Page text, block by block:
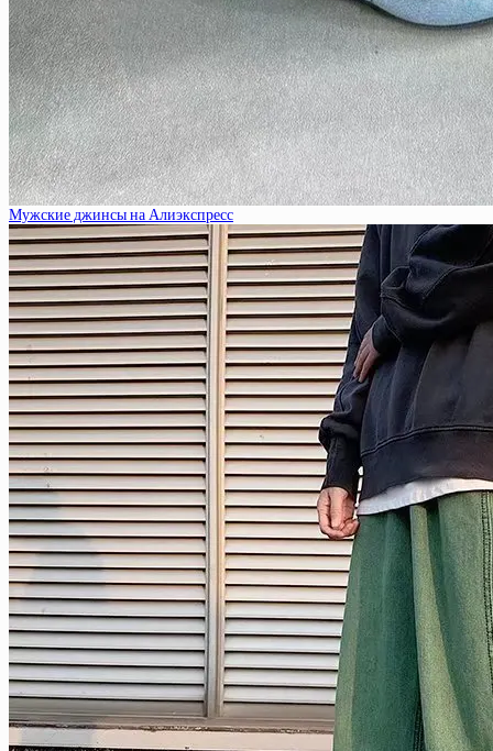
Мужские джинсы на Алиэкспресс